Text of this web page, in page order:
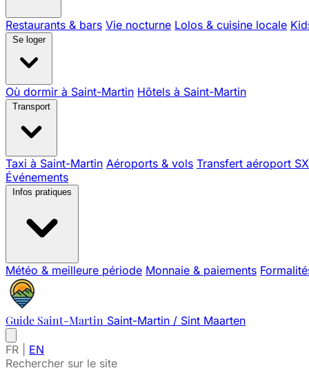
Restaurants & bars Vie nocturne Lolos & cuisine locale
Se loger
Où dormir à Saint-Martin Hôtels à Saint-Martin
Transport
Taxi à Saint-Martin Aéroports & vols Transfert aéroport
Événements
Infos pratiques
Météo & meilleure période Monnaie & paiements
Guide Saint-Martin Saint-Martin / Sint Maarten
FR
EN
Rechercher sur le site